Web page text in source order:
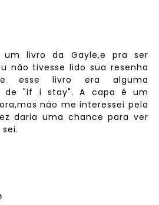
livro da Gayle,e pra ser
não tivesse lido sua resenha
esse livro era alguma
de "if i stay". A capa é um
não me interessei pela
daria uma chance para ver